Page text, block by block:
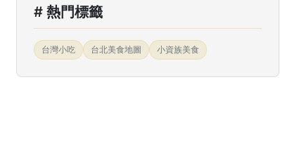
# 熱門標籤
台灣小吃 台北美食地圖 小資族美食